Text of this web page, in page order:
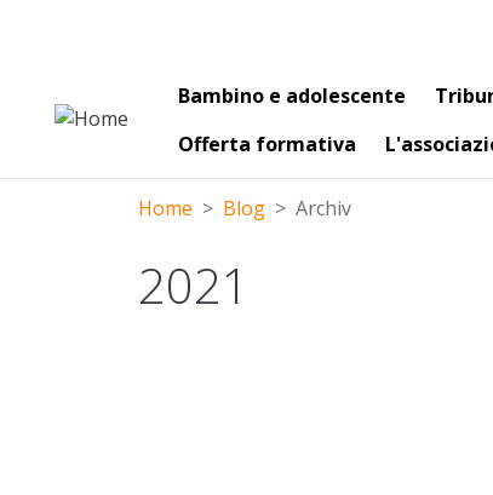
Main navigation
Bambino e adolescente
Offerta formativa
Home Blog Archiv
2021